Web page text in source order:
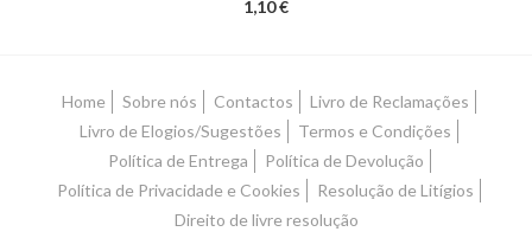
1,10 €
Home Sobre nós Contactos
Livro de Reclamações
Livro de Elogios/Sugestões
Termos e Condições
Política de Entrega
Política de Devolução
Política de Privacidade e Cookies
Resolução de Litígios
Direito de livre resolução